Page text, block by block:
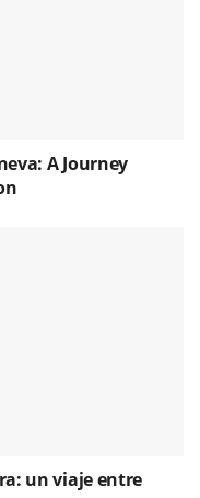
A Journey
un viaje entre